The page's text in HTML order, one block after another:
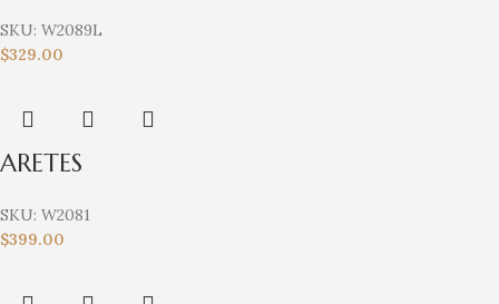
SKU: W2089L
$329.00
ARETES
SKU: W2081
$399.00